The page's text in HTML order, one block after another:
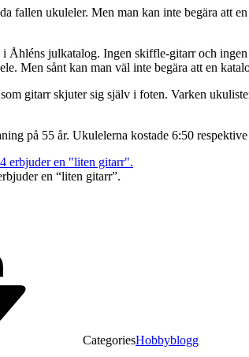
fallen ukuleler. Men man kan inte begära att
i Åhléns julkatalog. Ingen skiffle-gitarr och
Men sånt kan man väl inte begära att en
gitarr skjuter sig själv i foten. Varken
på 55 år. Ukulelerna kostade 6:50
en “liten gitarr”.
CategoriesHobbyblogg